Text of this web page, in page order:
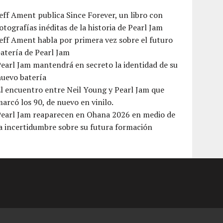
Ament publica Since Forever, un libro con
inéditas de la historia de Pearl Jam
Ament habla por primera vez sobre el futuro
de Pearl Jam
Jam mantendrá en secreto la identidad de su
batería
encuentro entre Neil Young y Pearl Jam que
los 90, de nuevo en vinilo.
Jam reaparecen en Ohana 2026 en medio de
incertidumbre sobre su futura formación